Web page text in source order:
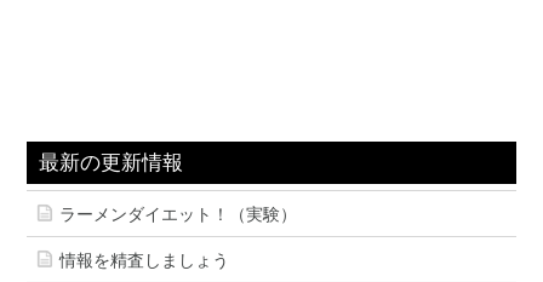
最新の更新情報
ラーメンダイエット！（実験）
情報を精査しましょう